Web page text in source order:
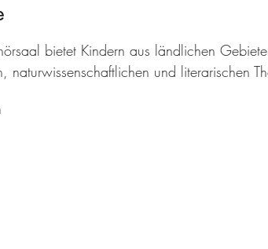
bietet Kindern aus ländlichen
naturwissenschaftlichen und literarischen